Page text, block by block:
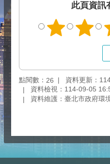
此頁資訊
點閱數： 26
資料更新：
資料檢視：114-09-05
資料維護：臺北市政府環